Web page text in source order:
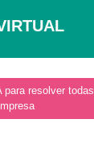
para resolver todas